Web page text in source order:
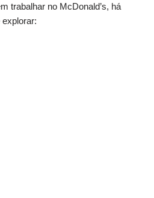
trabalhar no McDonald’s, há